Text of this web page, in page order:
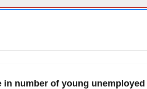
in number of young unemployed